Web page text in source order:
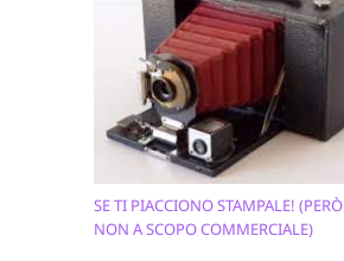
SE TI PIACCIONO STAMPALE! (PERÒ
NON A SCOPO COMMERCIALE)